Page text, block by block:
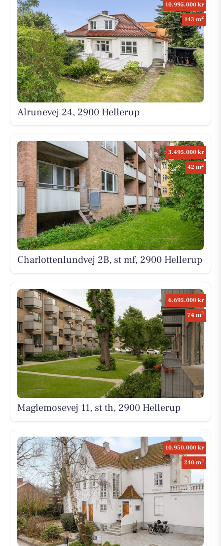
10.995.000 kr
143 m2
Alrunevej 24, 2900 Hellerup
3.495.000 kr
42 m2
Charlottenlundvej 2B, st mf, 2900 Hellerup
6.695.000 kr
74 m2
Maglemosevej 11, st th, 2900 Hellerup
10.950.000 kr
240 m2